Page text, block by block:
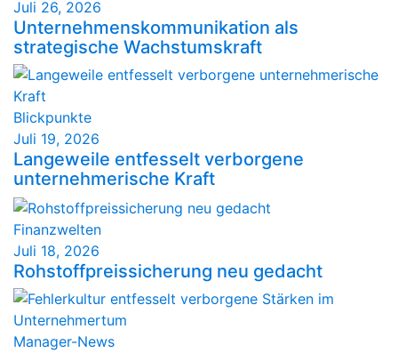
Juli 26, 2026
Unternehmenskommunikation als
strategische Wachstumskraft
Blickpunkte
Juli 19, 2026
Langeweile entfesselt verborgene
unternehmerische Kraft
Finanzwelten
Juli 18, 2026
Rohstoffpreissicherung neu gedacht
Manager-News